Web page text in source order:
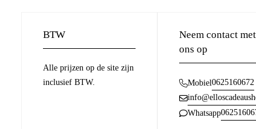
BTW
Alle prijzen op de site zijn
inclusief BTW.
Neem contact met
ons op
Mobiel0625160672
Whatsapp